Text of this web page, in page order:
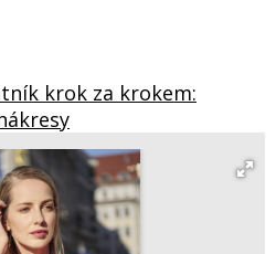
krok za krokem: